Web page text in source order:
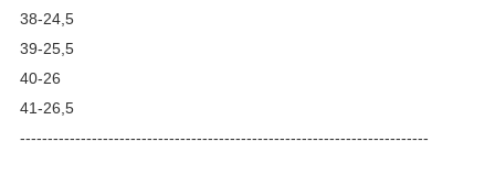
38-24,5
39-25,5
40-26
41-26,5
--------------------------------------------------------------------------